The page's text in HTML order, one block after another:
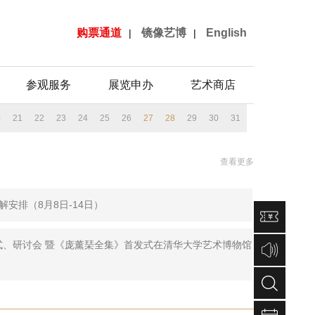
购票通道 | 镜像艺博 | English
参观服务 展览申办 艺术商店
21 22 23 24 25 26 27 28 29 30 31
查看更多
安排（8月8日-14日）
研讨会 暨《庞薰琹全集》首发式在清华大学艺术博物馆